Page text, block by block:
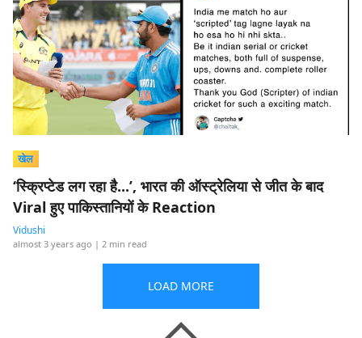
खेल
‘स्क्रिप्टेड लग रहा है...’, भारत की ऑस्ट्रेलिया से जीत के बाद
Viral हुए पाकिस्तानियों के Reaction
Vidushi
almost 3 years ago | 2 min read
LOAD MORE